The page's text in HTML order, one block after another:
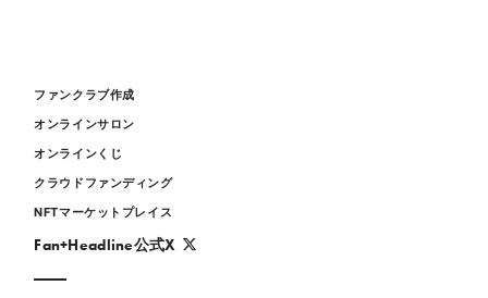
ファンクラブ作成
オンラインサロン
オンラインくじ
クラウドファンディング
NFTマーケットプレイス
Fan+Headline公式X